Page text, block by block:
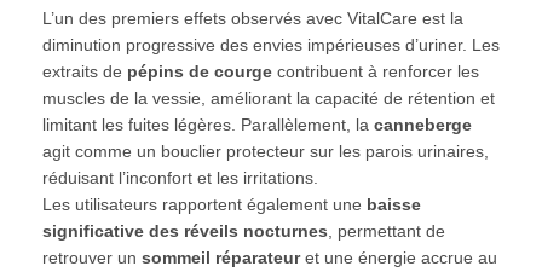
L’un des premiers effets observés avec VitalCare est la
diminution progressive des envies impérieuses d’uriner. Les
extraits de pépins de courge contribuent à renforcer les
muscles de la vessie, améliorant la capacité de rétention et
limitant les fuites légères. Parallèlement, la canneberge
agit comme un bouclier protecteur sur les parois urinaires,
réduisant l’inconfort et les irritations.
Les utilisateurs rapportent également une baisse
significative des réveils nocturnes , permettant de
retrouver un sommeil réparateuret une énergie accrue au